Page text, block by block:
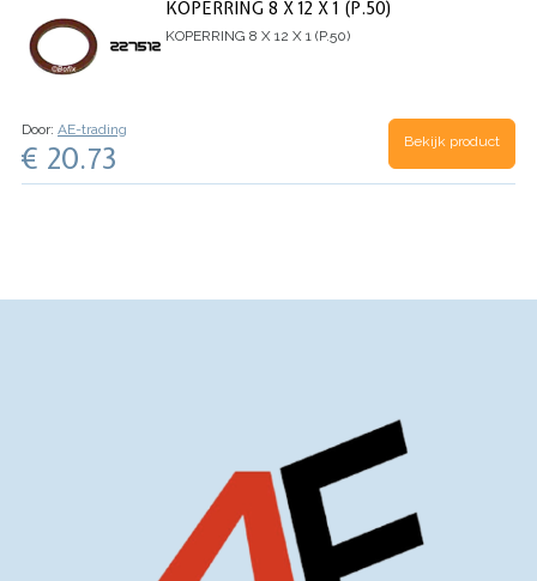
KOPERRING 8 X 12 X 1 (P.50)
KOPERRING 8 X 12 X 1 (P.50)
Door: AE-trading
€ 20.73 Bekijk product